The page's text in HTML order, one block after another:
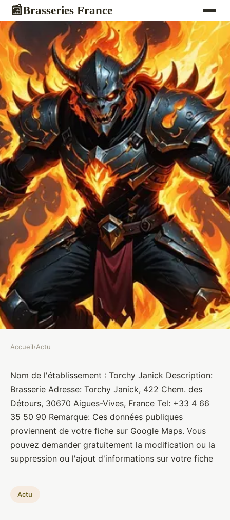
📰Brasseries France
Torchy Janick
Brasseurs •10 janvier 2022 •1 min de lecture
Accueil›Actu
Nom de l'établissement : Torchy Janick Description:
Brasserie Adresse: Torchy Janick, 422 Chem. des
Détours, 30670 Aigues-Vives, France Tel: +33 4 66
35 50 90 Remarque: Ces données publiques
proviennent de votre fiche sur Google Maps. Vous
pouvez demander gratuitement la modification ou la
suppression ou l'ajout d'informations sur votre fiche
Actu